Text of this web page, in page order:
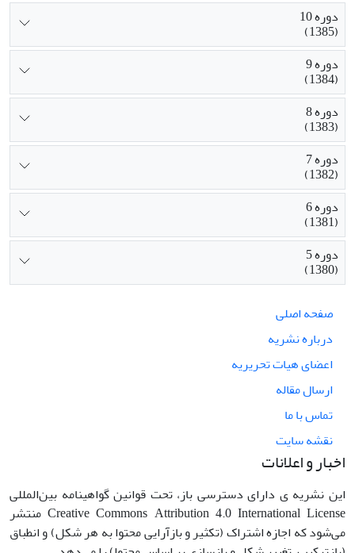
دوره 10
(1385)
دوره 9
(1384)
دوره 8
(1383)
دوره 7
(1382)
دوره 6
(1381)
دوره 5
(1380)
صفحه اصلی
درباره نشریه
اعضای هیات تحریریه
ارسال مقاله
تماس با ما
نقشه سایت
اخبار و اعلانات
این نشریه ی دارای دسترسی باز، تحت قوانین گواهینامه بین‌المللی
Creative Commons Attribution 4.0 International License منتشر
می‌شود که اجازه اشتراک (تکثیر و بازآرایی محتوا به هر شکل) و انطباق